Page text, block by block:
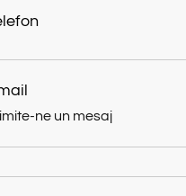
ne un mesaj